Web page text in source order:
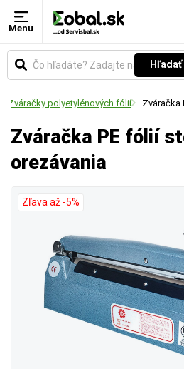
Menu
Hľadať
Zváračky polyetylénových fólií Zváračka
Zváračka PE fólií
orezávania
Zľava až -5%